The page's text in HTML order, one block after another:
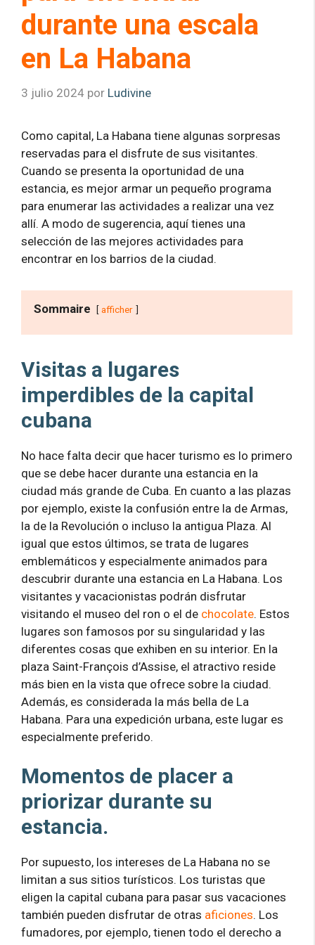
durante una escala
en La Habana
3 julio 2024 por Ludivine
Como capital, La Habana tiene algunas sorpresas
reservadas para el disfrute de sus visitantes.
Cuando se presenta la oportunidad de una
estancia, es mejor armar un pequeño programa
para enumerar las actividades a realizar una vez
allí. A modo de sugerencia, aquí tienes una
selección de las mejores actividades para
encontrar en los barrios de la ciudad.
Sommaire afficher
Visitas a lugares
imperdibles de la capital
cubana
No hace falta decir que hacer turismo es lo primero
que se debe hacer durante una estancia en la
ciudad más grande de Cuba. En cuanto a las plazas
por ejemplo, existe la confusión entre la de Armas,
la de la Revolución o incluso la antigua Plaza. Al
igual que estos últimos, se trata de lugares
emblemáticos y especialmente animados para
descubrir durante una estancia en La Habana. Los
visitantes y vacacionistas podrán disfrutar
visitando el museo del ron o el de chocolate. Estos
lugares son famosos por su singularidad y las
diferentes cosas que exhiben en su interior. En la
plaza Saint-François d’Assise, el atractivo reside
más bien en la vista que ofrece sobre la ciudad.
Además, es considerada la más bella de La
Habana. Para una expedición urbana, este lugar es
especialmente preferido.
Momentos de placer a
priorizar durante su
estancia.
Por supuesto, los intereses de La Habana no se
limitan a sus sitios turísticos. Los turistas que
eligen la capital cubana para pasar sus vacaciones
también pueden disfrutar de otras aficiones. Los
fumadores, por ejemplo, tienen todo el derecho a